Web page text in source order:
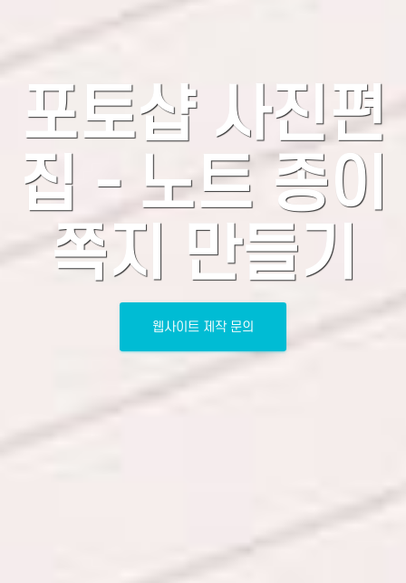
포토샵 사진편
집 - 노트 종이
쪽지 만들기
웹사이트 제작 문의